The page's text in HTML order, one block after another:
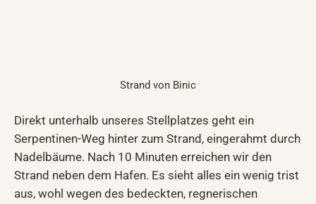
Strand von Binic
Direkt unterhalb unseres Stellplatzes geht ein
Serpentinen-Weg hinter zum Strand, eingerahmt durch
Nadelbäume. Nach 10 Minuten erreichen wir den
Strand neben dem Hafen. Es sieht alles ein wenig trist
aus, wohl wegen des bedeckten, regnerischen